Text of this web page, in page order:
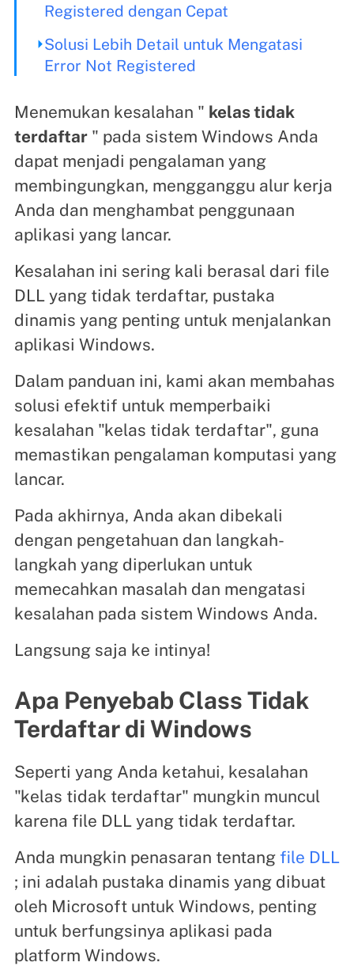
Registered dengan Cepat
Solusi Lebih Detail untuk Mengatasi
Error Not Registered
Menemukan kesalahan " kelas tidak
terdaftar" pada sistem Windows Anda
dapat menjadi pengalaman yang
membingungkan, mengganggu alur kerja
Anda dan menghambat penggunaan
aplikasi yang lancar.
Kesalahan ini sering kali berasal dari file
DLL yang tidak terdaftar, pustaka
dinamis yang penting untuk menjalankan
aplikasi Windows.
Dalam panduan ini, kami akan membahas
solusi efektif untuk memperbaiki
kesalahan "kelas tidak terdaftar", guna
memastikan pengalaman komputasi yang
lancar.
Pada akhirnya, Anda akan dibekali
dengan pengetahuan dan langkah-
langkah yang diperlukan untuk
memecahkan masalah dan mengatasi
kesalahan pada sistem Windows Anda.
Langsung saja ke intinya!
Apa Penyebab Class Tidak
Terdaftar di Windows
Seperti yang Anda ketahui, kesalahan
"kelas tidak terdaftar" mungkin muncul
karena file DLL yang tidak terdaftar.
Anda mungkin penasaran tentang file DLL
; ini adalah pustaka dinamis yang dibuat
oleh Microsoft untuk Windows, penting
untuk berfungsinya aplikasi pada
platform Windows.